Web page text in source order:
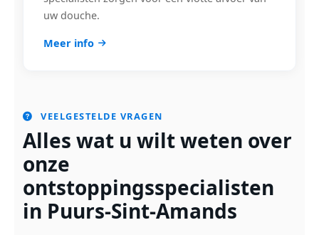
uw douche.
Meer info
VEELGESTELDE VRAGEN
Alles wat u wilt weten over
onze
ontstoppingsspecialisten
in Puurs-Sint-Amands